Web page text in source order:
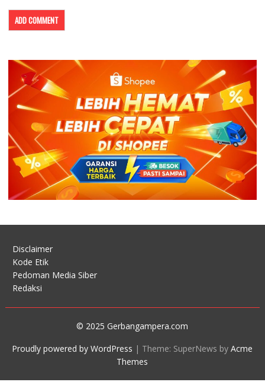
Disclaimer
Kode Etik
Pedoman Media Siber
Redaksi
© 2025 Gerbangampera.com
Proudly powered by WordPress | Theme: SuperNews byAcme
Themes